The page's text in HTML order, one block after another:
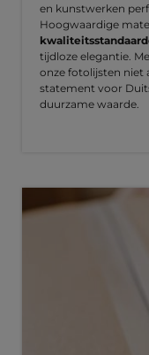
en kunstwerken
Hoogwaardige
tijdloze elegantie.
onze fotolijsten niet
statement voor
duurzame waarde.